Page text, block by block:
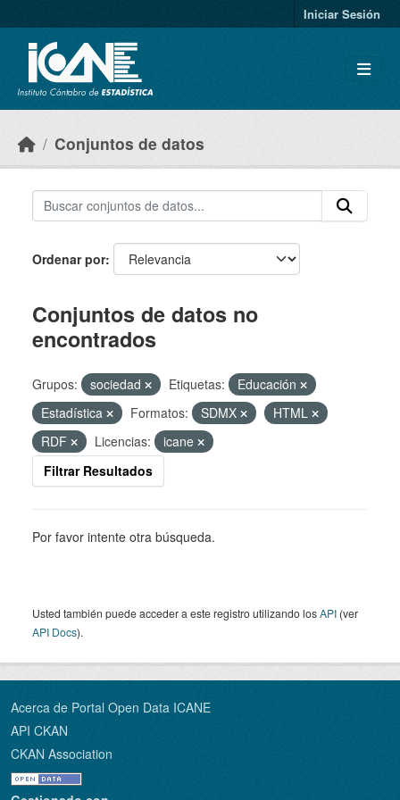
Iniciar Sesión
Conjuntos de datos
Ordenar por
Conjuntos de datos no
encontrados
Grupos: sociedad Etiquetas:
Educación
Estadística
Formatos: SDMX
HTML
RDF
Licencias:
icane
Filtrar Resultados
Por favor intente otra búsqueda.
Usted también puede acceder a este registro utilizando losAPI (ver
API Docs).
Acerca de Portal Open Data ICANE
API CKAN
CKAN Association